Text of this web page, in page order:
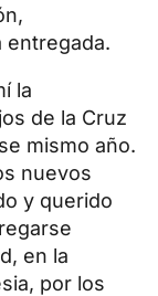
entregada.
la
de la Cruz
mismo año.
nuevos
y querido
en la
por los